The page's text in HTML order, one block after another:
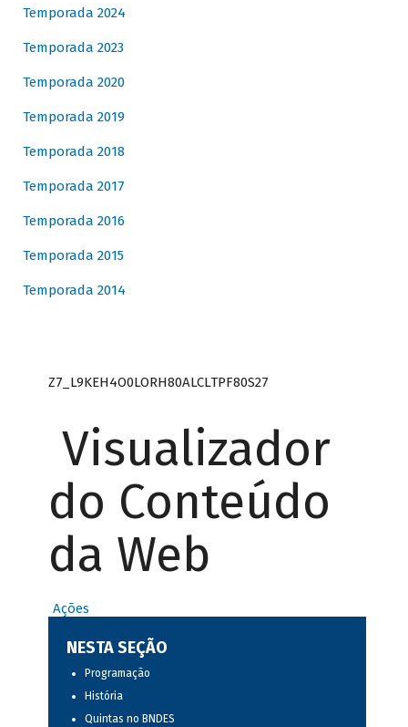
Temporada 2024
Temporada 2023
Temporada 2020
Temporada 2019
Temporada 2018
Temporada 2017
Temporada 2016
Temporada 2015
Temporada 2014
Z7_L9KEH4O0LORH80ALCLTPF80S27
Visualizador
do Conteúdo
da Web
Ações
NESTA SEÇÃO
Programação
História
Quintas no BNDES